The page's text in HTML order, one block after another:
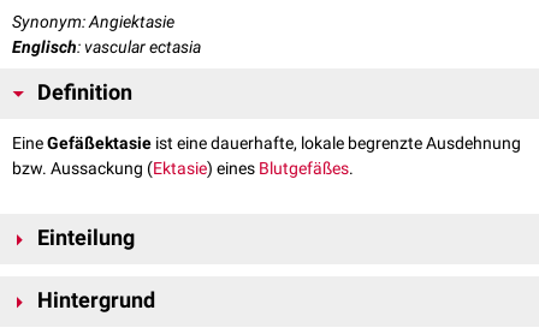
Synonym: Angiektasie
Englisch: vascular ectasia
Definition
EineGefäßektasie ist eine dauerhafte, lokale begrenzte Ausdehnung
bzw. Aussackung (Ektasie) eines Blutgefäßes.
Einteilung
Phlebektasie : Erweiterung einer
Hintergrund